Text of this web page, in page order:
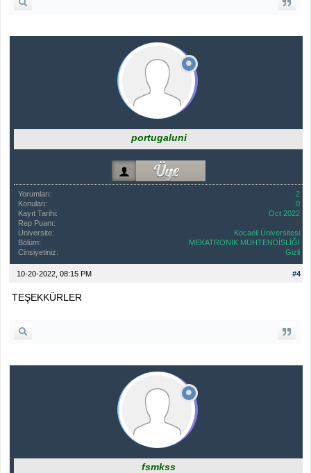
portugaluni
Yorumları:
2
Konuları:
0
Kayıt Tarihi:
Oct 2022
Rep Puanı:
Üniversite:
Kocaeli Üniversitesi
Bölüm:
MEKATRONIK MUHTENDİSLİĞİ
Cinsiyetiniz:
Gizli
#4
10-20-2022, 08:15 PM
TEŞEKKÜRLER
fsmkss